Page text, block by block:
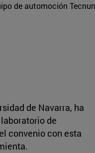
de automoción
de Navarra, ha
de
convenio con esta